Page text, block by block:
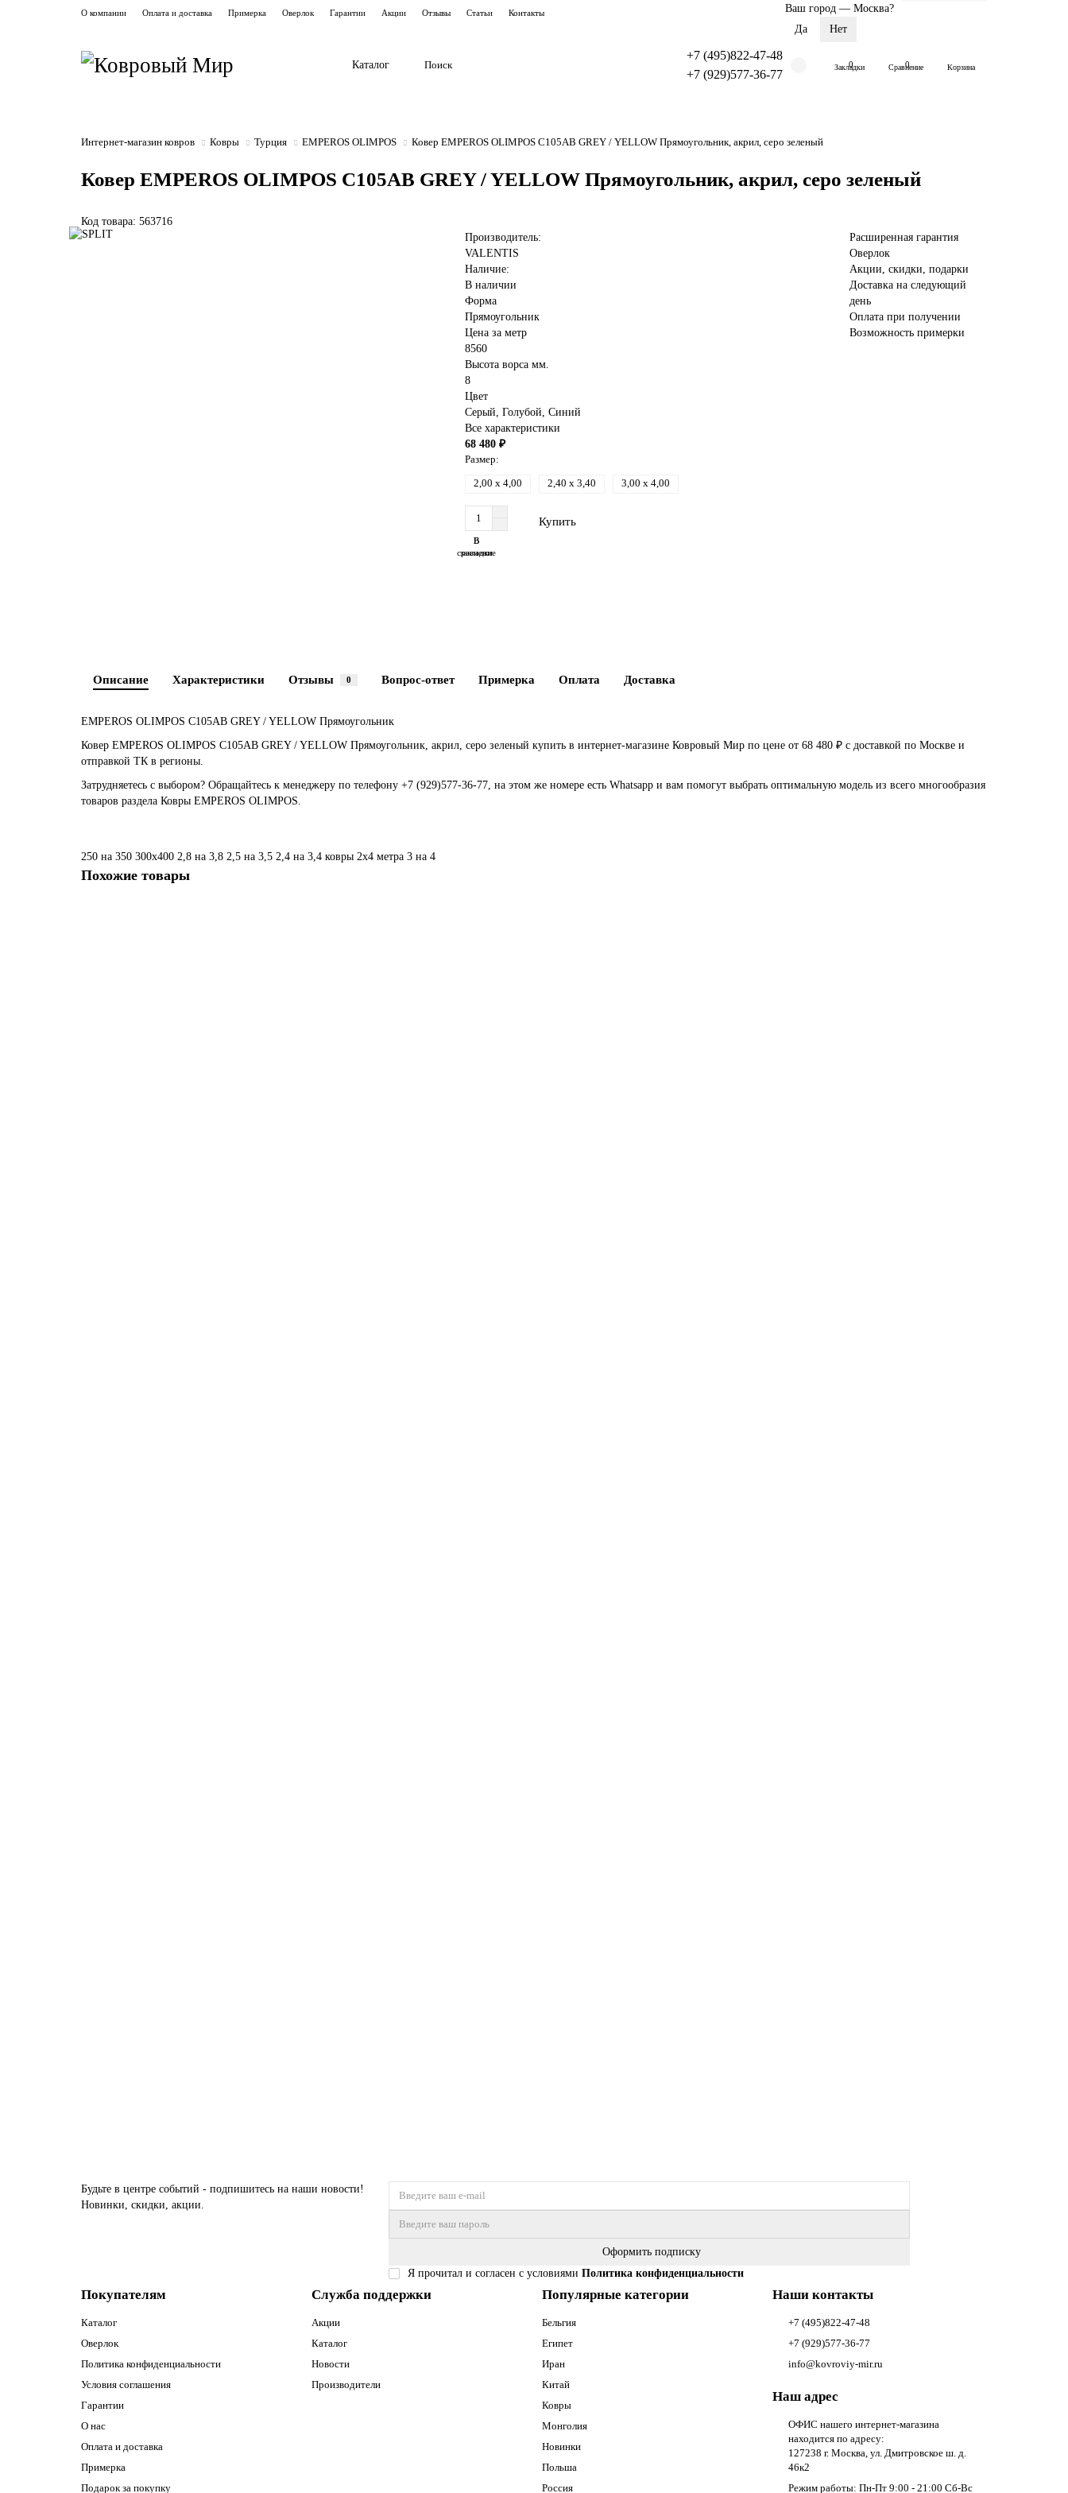
О компании Оплата и доставка Примерка Оверлок Гарантии Акции Отзывы Статьи Контакты Ваш город — Москва?
Каталог
+7 (495)822-47-48
+7 (929)577-36-77
0
Закладки 0
Сравнение Корзина
Интернет-магазин ковров Ковры Турция EMPEROS OLIMPOS Ковер EMPEROS OLIMPOS C105AB GREY / YELLOW Прямоугольник, акрил, серо зеленый
Ковер EMPEROS OLIMPOS C105AB GREY / YELLOW Прямоугольник, акрил, серо зеленый
Код товара: 563716
Производитель:
VALENTIS
Наличие:
В наличии
Форма
Прямоугольник
Цена за метр
8560
Высота ворса мм.
8
Цвет
Серый,Голубой,Синий
Все характеристики
68 480 ₽
Размер:
2,00 x 4,00 2,40 x 3,40 3,00 x 4,00
Купить
В
закладки
В
сравнение
Расширенная гарантия
Оверлок
Акции, скидки, подарки
Доставка на следующий
день
Оплата при получении
Возможность примерки
Описание Характеристики Отзывы 0 Вопрос-ответ Примерка Оплата Доставка
EMPEROS OLIMPOS C105AB GREY / YELLOW Прямоугольник
Ковер EMPEROS OLIMPOS C105AB GREY / YELLOW Прямоугольник, акрил, серо зеленый купить в интернет-магазине Ковровый Мир по цене от 68 480 ₽ с доставкой по Москве и
отправкой ТК в регионы.
Затрудняетесь с выбором? Обращайтесь к менеджеру по телефону +7 (929)577-36-77, на этом же номере есть Whatsapp и вам помогут выбрать оптимальную модель из всего многообразия
товаров раздела Ковры EMPEROS OLIMPOS.
250 на 350 300х400 2,8 на 3,8 2,5 на 3,5 2,4 на 3,4 ковры 2х4 метра 3 на 4
Похожие товары
Будьте в центре событий - подпишитесь на наши новости!
Новинки, скидки, акции.
Оформить подписку
Я прочитал и согласен с условиями Политика конфиденциальности
Покупателям
Каталог
Оверлок
Политика конфиденциальности
Условия соглашения
Гарантии
О нас
Оплата и доставка
Примерка
Подарок за покупку
Служба поддержки
Акции
Каталог
Новости
Производители
Популярные категории
Бельгия
Египет
Иран
Китай
Ковры
Монголия
Новинки
Польша
Россия
Наши контакты
+7 (495)822-47-48
+7 (929)577-36-77
info@kovroviy-mir.ru
Наш адрес
ОФИС нашего интернет-магазина
находится по адресу:
127238 г. Москва, ул. Дмитровское ш. д.
46к2
Режим работы: Пн-Пт 9:00 - 21:00 Сб-Вс